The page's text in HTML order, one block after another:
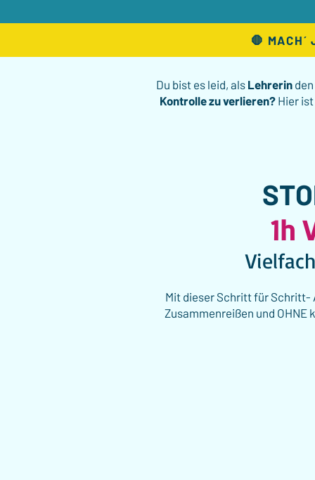
🛑
Du bist es leid, als Lehrerin
Kontrolle zu verlieren?Hier ist
1h
Mit dieser Schritt für Schritt-
Zusammenreißen und